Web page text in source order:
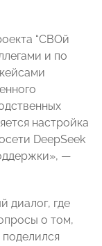
“СВОй
и по
настройка
DeepSeek
—
диалог, где
о том,